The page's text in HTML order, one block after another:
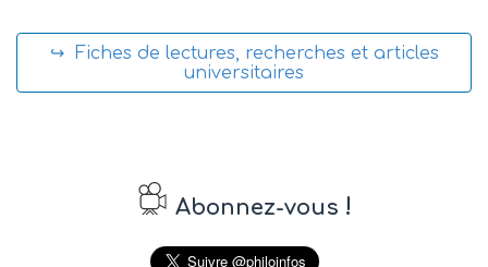
↪ Fiches de lectures, recherches et articles
universitaires
Abonnez-vous !